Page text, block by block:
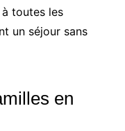
à toutes les
un séjour sans
en